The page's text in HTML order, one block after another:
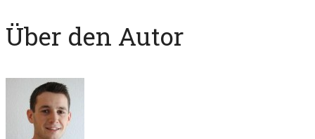
Über den Autor